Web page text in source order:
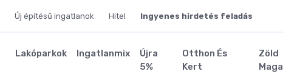
Új építésű ingatlanok Hitel Ingyenes hirdetés feladás
Lakóparkok Ingatlanmix
Újra
5%
Otthon És
Kert
Zöld